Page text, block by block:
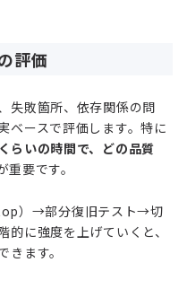
評価
失敗箇所、依存関係の問
ベースで評価します。特に
らいの時間で、どの品質
重要です。
）→部分復旧テスト→切
に強度を上げていくと、
ます。